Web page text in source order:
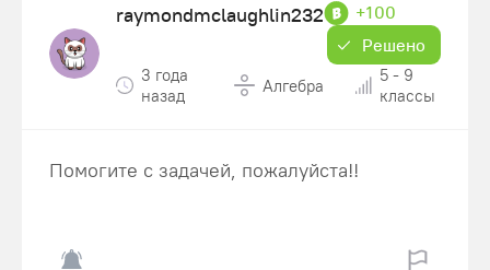
raymondmclaughlin232
+100
Решено
3 года
назад
Алгебра
5 - 9
классы
Помогите с задачей, пожалуйста!!